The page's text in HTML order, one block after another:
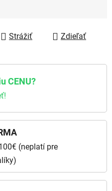
Strážiť Zdieľať
CENU?
(neplatí pre